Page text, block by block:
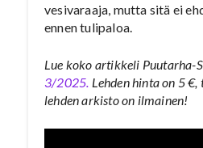
vesivaraaja, mutta sitä ei
ennen tulipaloa.
Lue koko artikkeli Puutarha-
3/2025. Lehden hinta on 5
lehden arkisto on ilmainen!